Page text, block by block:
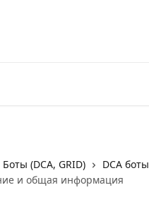
Боты (DCA, GRID)
DCA боты
и общая информация